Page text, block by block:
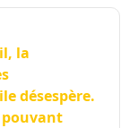
la
désespère.
pouvant